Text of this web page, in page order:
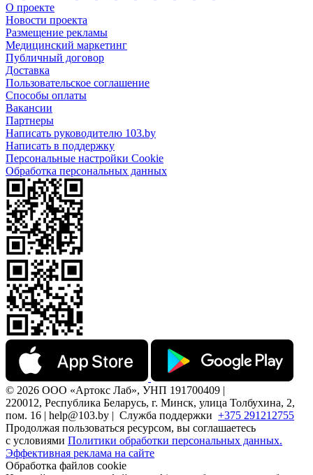
О проекте
Новости проекта
Размещение рекламы
Медицинский маркетинг
Публичный договор
Доставка
Пользовательское соглашение
Способы оплаты
Вакансии
Партнеры
Написать руководителю 103.by
Написать в поддержку
Персональные настройки Cookie
Обработка персональных данных
© 2026 ООО «Артокс Лаб», УНП 191700409 |
220012, Республика Беларусь, г. Минск, улица Толбухина, 2,
пом. 16 | help@103.by | Служба поддержки +375 291212755
Продолжая пользоваться ресурсом, вы соглашаетесь
с условиями Политики обработки персональных данных.
Эффективная реклама на сайте
Обработка файлов cookie